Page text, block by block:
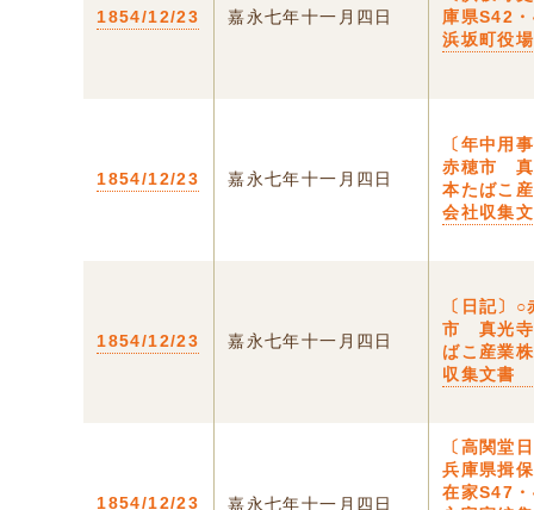
1854/12/23 嘉永七年十一月四日
庫県S42
浜坂町役場
1854/12/23 嘉永七年十一月四日
〔年中用
赤穂市 真
本たばこ
会社収集
1854/12/23 嘉永七年十一月四日
〔日記〕○
市 真光寺
ばこ産業
収集文書
1854/12/23 嘉永七年十一月四日
〔高関堂
兵庫県揖
在家S47